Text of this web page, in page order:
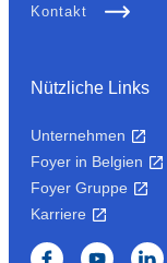
Kontakt
Nützliche Links
Unternehmen
Foyer in Belgien
Foyer Gruppe
Karriere